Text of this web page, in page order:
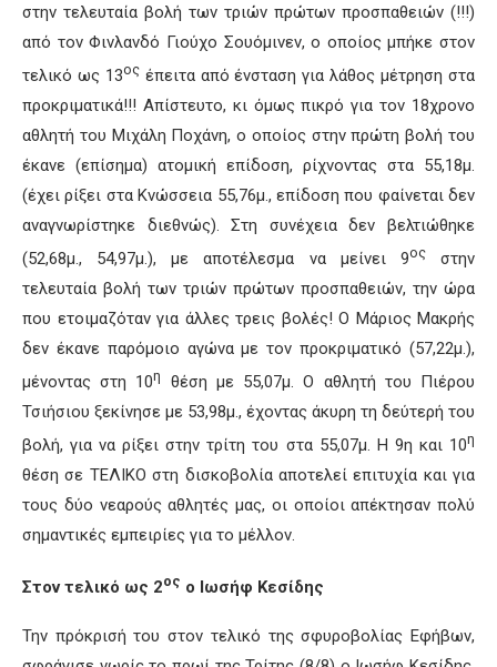
στην τελευταία βολή των τριών πρώτων προσπαθειών (!!!)
από τον Φινλανδό Γιούχο Σουόμινεν, ο οποίος μπήκε στον
τελικό ως 13οςέπειτα από ένσταση για λάθος μέτρηση στα
προκριματικά!!! Απίστευτο, κι όμως πικρό για τον 18χρονο
αθλητή του Μιχάλη Ποχάνη, ο οποίος στην πρώτη βολή του
έκανε (επίσημα) ατομική επίδοση, ρίχνοντας στα 55,18μ.
(έχει ρίξει στα Κνώσσεια 55,76μ., επίδοση που φαίνεται δεν
αναγνωρίστηκε διεθνώς). Στη συνέχεια δεν βελτιώθηκε
(52,68μ., 54,97μ.), με αποτέλεσμα να μείνει 9οςστην
τελευταία βολή των τριών πρώτων προσπαθειών, την ώρα
που ετοιμαζόταν για άλλες τρεις βολές! Ο Μάριος Μακρής
δεν έκανε παρόμοιο αγώνα με τον προκριματικό (57,22μ.),
μένοντας στη 10η
θέση με 55,07μ. Ο αθλητή του Πιέρου
Τσιήσιου ξεκίνησε με 53,98μ., έχοντας άκυρη τη δεύτερή του
βολή, για να ρίξει στην τρίτη του στα 55,07μ. Η 9η και 10η
θέση σε ΤΕΛΙΚΟ στη δισκοβολία αποτελεί επιτυχία και για
τους δύο νεαρούς αθλητές μας, οι οποίοι απέκτησαν πολύ
σημαντικές εμπειρίες για το μέλλον.
Στον τελικό ως 2ος ο Ιωσήφ Κεσίδης
Την πρόκρισή του στον τελικό της σφυροβολίας Εφήβων,